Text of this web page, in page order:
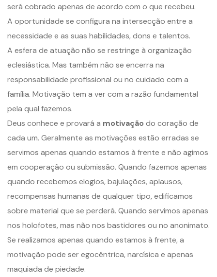
será cobrado apenas de acordo com o que recebeu.
A oportunidade se configura na intersecção entre a
necessidade e as suas habilidades, dons e talentos.
A esfera de atuação não se restringe à organização
eclesiástica. Mas também não se encerra na
responsabilidade profissional ou no cuidado com a
família. Motivação tem a ver com a razão fundamental
pela qual fazemos.
Deus conhece e provará a motivação do coração de
cada um. Geralmente as motivações estão erradas se
servimos apenas quando estamos à frente e não agimos
em cooperação ou submissão. Quando fazemos apenas
quando recebemos elogios, bajulações, aplausos,
recompensas humanas de qualquer tipo, edificamos
sobre material que se perderá. Quando servimos apenas
nos holofotes, mas não nos bastidores ou no anonimato.
Se realizamos apenas quando estamos à frente, a
motivação pode ser egocêntrica, narcísica e apenas
maquiada de piedade.